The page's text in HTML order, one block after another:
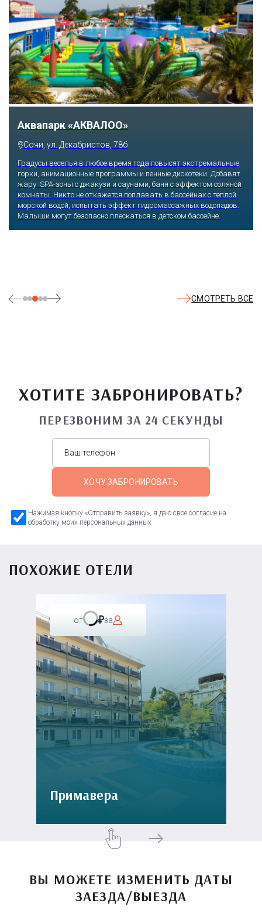
Тематический парк развлечений «Сочи
Парк»
Сочи, Олимпийский проспект, 21
Оказавшись здесь, словно попадаешь в сказку: встречаешь
любимых героев русского фольклора, получаешь возможность
сколько душе угодно кататься на аттракционах европейского
уровня. Гости участвуют в увлекательных квестах и творческих
СМОТРЕТЬ ВСЕ
ХОТИТЕ ЗАБРОНИРОВАТЬ?
ПЕРЕЗВОНИМ ЗА 24 СЕКУНДЫ
ХОЧУ ЗАБРОНИРОВАТЬ
Нажимая кнопку «Отправить заявку», я даю свое согласие на
обработку моих персональных данных
ПОХОЖИЕ ОТЕЛИ
от за
Примавера
ВЫ МОЖЕТЕ ИЗМЕНИТЬ ДАТЫ
ЗАЕЗДА/ВЫЕЗДА